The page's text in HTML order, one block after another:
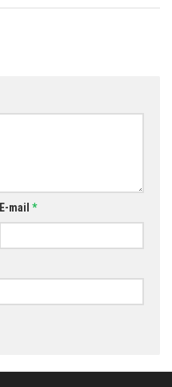
E-mail *